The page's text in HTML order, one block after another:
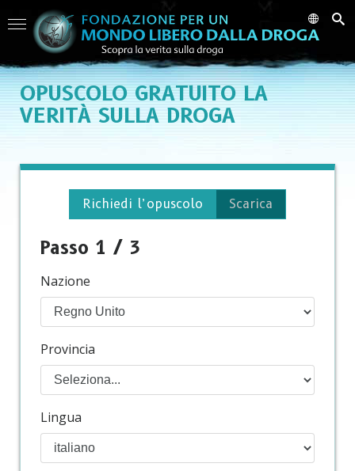
OPUSCOLO GRATUITO LA
VERITÀ SULLA DROGA
Richiedi l’opuscolo Scarica
Passo 1 / 3
Nazione
Provincia
Lingua